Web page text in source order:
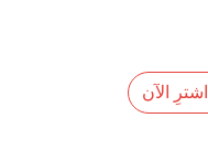
اشترِ الآن